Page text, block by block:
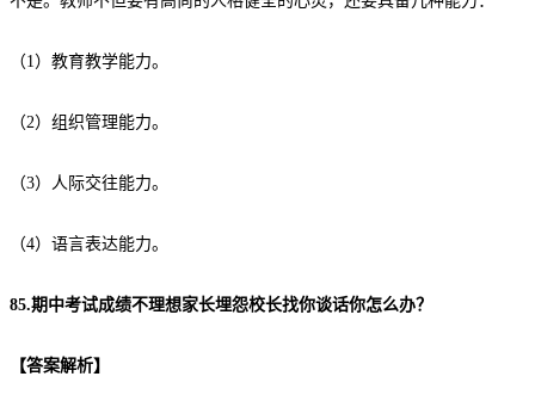
（1）教育教学能力。
（2）组织管理能力。
（3）人际交往能力。
（4）语言表达能力。
85.期中考试成绩不理想家长埋怨校长找你谈话你怎么办？
【答案解析】